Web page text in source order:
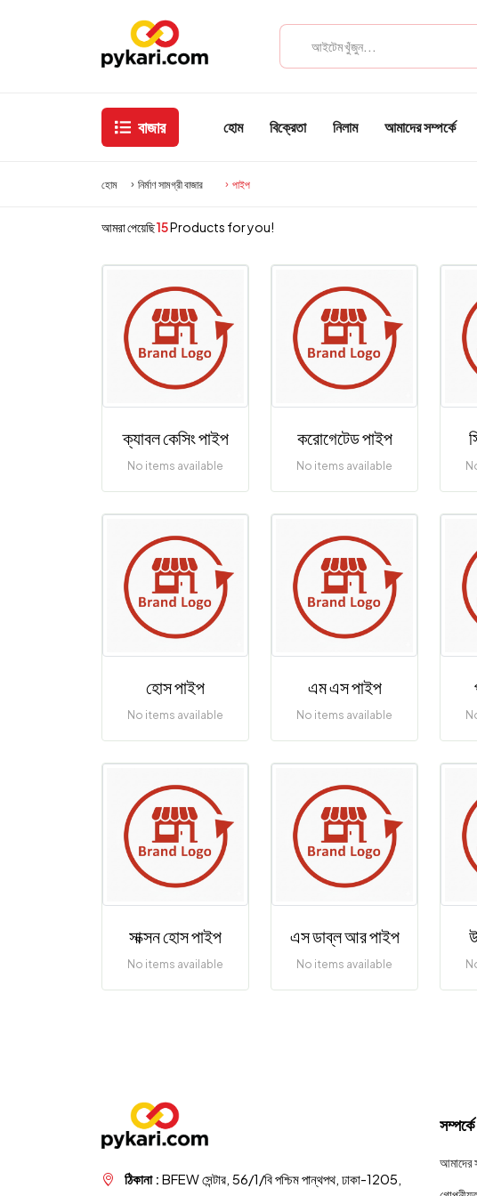
বাজার হোম বিক্রেতা নিলাম আমাদের সম্পর্কে
হোম নির্মাণ সামগ্রী বাজার পাইপ
আমরা পেয়েছি15Products for you!
ক্যাবল কেসিং পাইপ
No items available
করোগেটেড পাইপ
No items available
হোস পাইপ
No items available
এম এস পাইপ
No items available
সাক্সন হোস পাইপ
No items available
এস ডাব্ল আর পাইপ
No items available
ঠিকানা : BFEW সেন্টার, 56/1/বি পশ্চিম পান্থপথ, ঢাকা-1205,
সম্পর্কে
আমাদের